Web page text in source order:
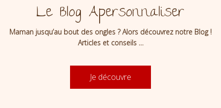
Le Blog Apersonnaliser
Maman jusqu’au bout des ongles ? Alors découvrez notre Blog !
Articles et conseils …
Je découvre